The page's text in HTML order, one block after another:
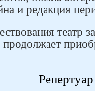
и редакция
театр
продолжает
Репертуар